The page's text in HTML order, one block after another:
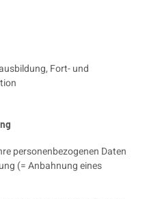
Fort- und
personenbezogenen Daten
(= Anbahnung eines